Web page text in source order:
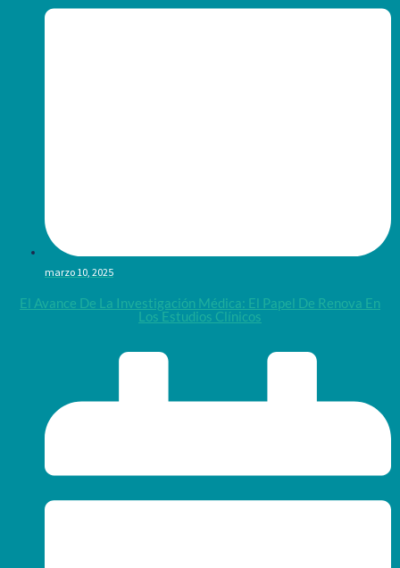
marzo 10, 2025
El Avance De La Investigación Médica: El Papel De Renova En
Los Estudios Clínicos